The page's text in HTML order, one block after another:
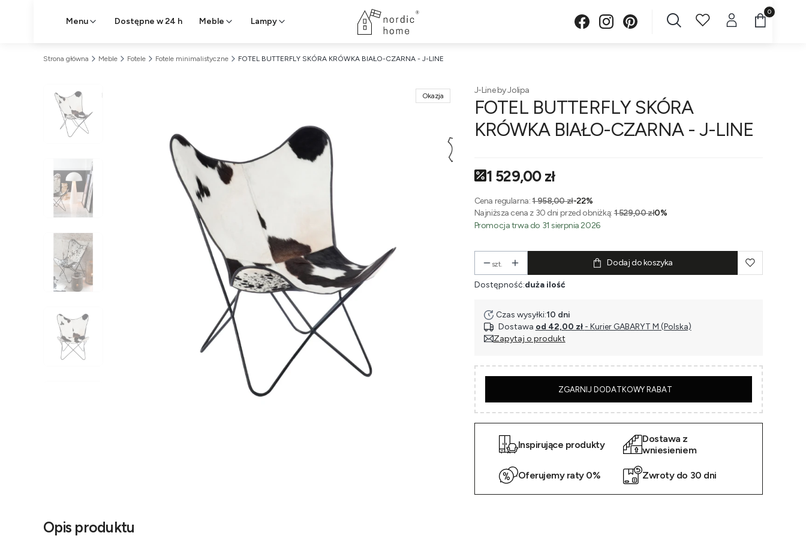
Menu Dostępne w 24 h Meble Lampy Produkty w
Strona główna Meble Fotele Fotele minimalistyczne FOTEL BUTTERFLY SKÓRA KRÓWKA BIAŁO-CZARNA - J-LINE
Okazja
J-Line by Jolipa
FOTEL BUTTERFLY SKÓRA
KRÓWKA BIAŁO-CZARNA - J-LINE
1 529,00 zł
Cena regularna:1 958,00 zł-22%
Najniższa cena z 30 dni przed obniżką: 1 529,00 zł0%
Promocja trwa do 31 sierpnia 2026
szt. Dodaj do koszyka
Dostępność:duża ilość
Czas wysyłki:10 dni
Dostawa od 42,00 zł - Kurier GABARYT M (Polska)
Zapytaj o produkt
ZGARNIJ DODATKOWY RABAT
Inspirujące produkty
Dostawa z
wniesieniem
Oferujemy raty 0% Zwroty do 30 dni
Opis produktu